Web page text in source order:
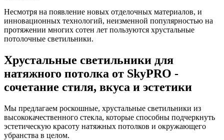
Несмотря на появление новых отделочных материалов, и
инновационных технологий, неизменной популярностью на
протяжении многих сотен лет пользуются хрустальные
потолочные светильники.
Хрустальные светильники для
натяжного потолка от SkyPRO -
сочетание стиля, вкуса и эстетики
Мы предлагаем роскошные, хрустальные светильники из
высококачественного стекла, которые способны подчеркнуть
эстетическую красоту натяжных потолков и окружающего
убранства в целом.